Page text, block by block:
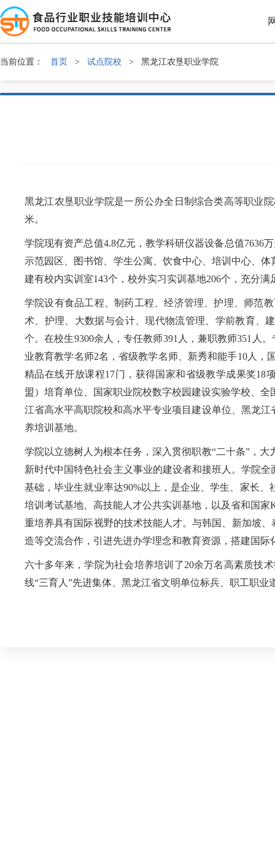
当前位置： 首页 > 试点院校 > 黑龙江农垦职业学院
黑龙江农垦职业学院是一所公办全日制综合类高等职业
米。
学院现有资产总值4.8亿元，教学科研仪器设备总值7636
示范园区、图书馆、学生公寓、饮食中心、培训中心、
建有校内实训室143个，校外实习实训基地206个，充分满
学院设有食品工程、制药工程、经济管理、护理、师范
术、护理、大数据与会计、现代物流管理、学前教育、
个。在校生9300余人，专任教师391人，兼职教师351人
业教育教学名师2名，省级教学名师、新秀和能手10人，
精品在线开放课程17门，获得国家和省级教学成果奖
盟）培育单位、国家职业院校数字校园建设实验学校、
江省高水平高职院校和高水平专业项目建设单位、黑龙
养培训基地。
学院以立德树人为根本任务，深入贯彻职教“二十条”，
新时代中国特色社会主义事业的建设者和接班人。学院
基础，毕业生就业率达90%以上，是企业、学生、家长
培训考试基地、高技能人才公共实训基地，以及省和国
重培养具有国际视野的技术技能人才。与韩国、新加坡
造等交流合作，引进先进办学理念和教育资源，搭建国际
六十多年来，学院为社会培养培训了20余万名高素质技
线“三育人”先进集体、黑龙江省文明单位标兵、职工职